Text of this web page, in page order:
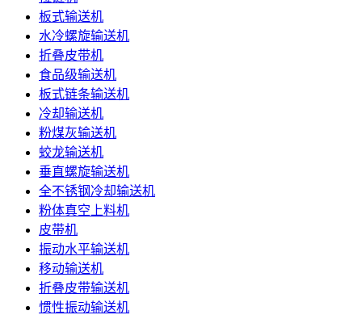
板式输送机
水冷螺旋输送机
折叠皮带机
食品级输送机
板式链条输送机
冷却输送机
粉煤灰输送机
蛟龙输送机
垂直螺旋输送机
全不锈钢冷却输送机
粉体真空上料机
皮带机
振动水平输送机
移动输送机
折叠皮带输送机
惯性振动输送机